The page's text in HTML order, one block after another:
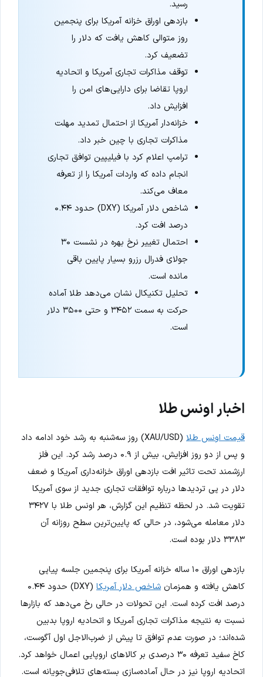
رسید.
بازدهی اوراق خزانه آمریکا برای پنجمین
روز متوالی کاهش یافت که دلار را
تضعیف کرد.
توقف مذاکرات تجاری آمریکا و اتحادیه
اروپا تقاضا برای دارایی‌های امن را
افزایش داد.
خزانه‌دار آمریکا از احتمال تمدید مهلت
مذاکرات تجاری با چین خبر داد.
ترامپ اعلام کرد با فیلیپین توافق تجاری
انجام داده که واردات آمریکا را از تعرفه
معاف می‌کند.
شاخص دلار آمریکا (DXY) حدود ۰.۴۴
درصد افت کرد.
احتمال تغییر نرخ بهره در نشست ۳۰
جولای فدرال رزرو بسیار پایین باقی
مانده است.
تحلیل تکنیکال نشان می‌دهد طلا آماده
حرکت به سمت ۳۴۵۲ و حتی ۳۵۰۰ دلار
است.
اخبار اونس طلا
قیمت اونس طلا
(XAU/USD) روز سه‌شنبه به رشد خود ادامه داد
و پس از دو روز افزایش، بیش از ۰.۹ درصد رشد کرد. این فلز
ارزشمند تحت تاثیر افت بازدهی اوراق خزانه‌داری آمریکا و ضعف
دلار در پی تردیدها درباره توافقات تجاری جدید از سوی آمریکا
تقویت شد. در لحظه تنظیم این گزارش، هر اونس طلا با ۳۴۲۷
دلار معامله می‌شود، در حالی که پایین‌ترین سطح روزانه آن
۳۳۸۳ دلار بوده است.
بازدهی اوراق ۱۰ ساله خزانه آمریکا برای پنجمین جلسه پیاپی
کاهش یافته و همزمان شاخص دلار آمریکا
(DXY) حدود ۰.۴۴
درصد افت کرده است. این تحولات در حالی رخ می‌دهد که بازارها
نسبت به نتیجه مذاکرات تجاری آمریکا و اتحادیه اروپا بدبین
شده‌اند؛ در صورت عدم توافق تا پیش از ضرب‌الاجل اول آگوست،
کاخ سفید تعرفه ۳۰ درصدی بر کالاهای اروپایی اعمال خواهد کرد.
اتحادیه اروپا نیز در حال آماده‌سازی بسته‌های تلافی‌جویانه است.